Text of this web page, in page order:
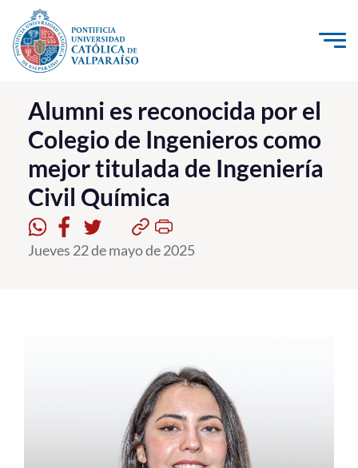
Click acá para ir directamente al contenido
La Universidad
Investigación, Creación e Innovación
PUCV Internacional
Vinculación con el Medio
Admisión
Alumni es reconocida por el
Colegio de Ingenieros como
mejor titulada de Ingeniería
Civil Química
Jueves 22 de mayo de 2025